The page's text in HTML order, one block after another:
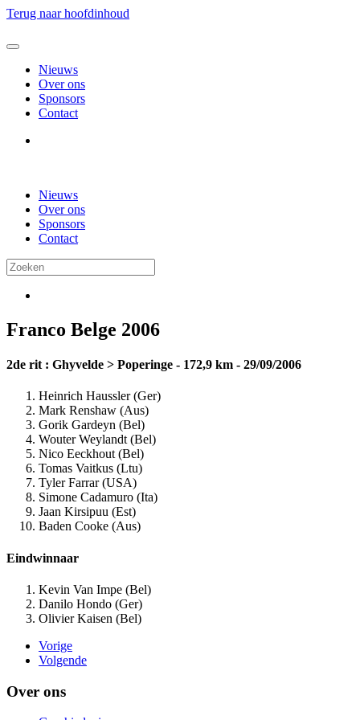
Terug naar hoofdinhoud
Nieuws
Over ons
Sponsors
Contact
Nieuws
Over ons
Sponsors
Contact
Franco Belge 2006
2de rit : Ghyvelde > Poperinge - 172,9 km - 29/09/2006
Heinrich Haussler (Ger)
Mark Renshaw (Aus)
Gorik Gardeyn (Bel)
Wouter Weylandt (Bel)
Nico Eeckhout (Bel)
Tomas Vaitkus (Ltu)
Tyler Farrar (USA)
Simone Cadamuro (Ita)
Jaan Kirsipuu (Est)
Baden Cooke (Aus)
Eindwinnaar
Kevin Van Impe (Bel)
Danilo Hondo (Ger)
Olivier Kaisen (Bel)
Vorige
Volgende
Over ons